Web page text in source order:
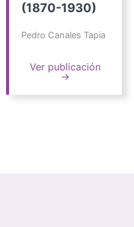
(1870-1930)
Pedro Canales Tapia
Ver publicación
→